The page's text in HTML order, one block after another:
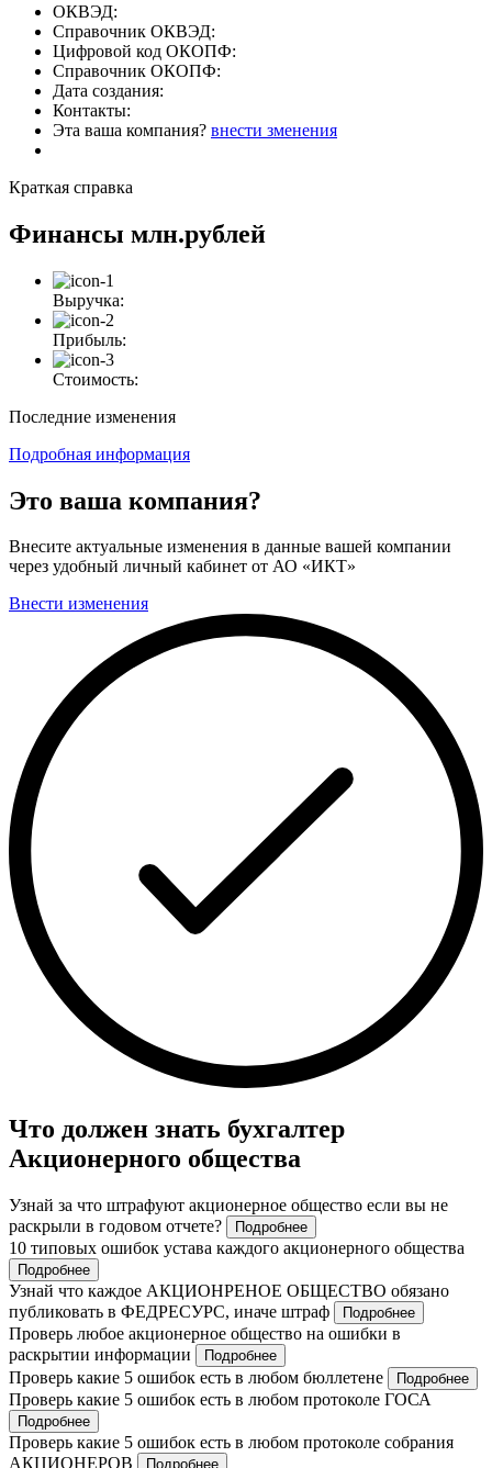
ОКВЭД:
Справочник ОКВЭД:
Цифровой код ОКОПФ:
Справочник ОКОПФ:
Дата создания:
Контакты:
Эта ваша компания? внести зменения
Краткая справка
Финансы млн.рублей
Выручка:
Прибыль:
Стоимость:
Последние изменения
Подробная информация
Это ваша компания?
Внесите актуальные изменения в данные вашей компании
через удобный личный кабинет от АО «ИКТ»
Внести изменения
Что должен знать бухгалтер
Акционерного общества
Узнай за что штрафуют акционерное общество если вы не
раскрыли в годовом отчете?
Подробнее
10 типовых ошибок устава каждого акционерного общества
Подробнее
Узнай что каждое АКЦИОНРЕНОЕ ОБЩЕСТВО обязано
публиковать в ФЕДРЕСУРС, иначе штраф
Подробнее
Проверь любое акционерное общество на ошибки в
раскрытии информации
Подробнее
Проверь какие 5 ошибок есть в любом бюллетене Подробнее
Проверь какие 5 ошибок есть в любом протоколе ГОСА
Подробнее
Проверь какие 5 ошибок есть в любом протоколе собрания
АКЦИОНЕРОВ
Подробнее